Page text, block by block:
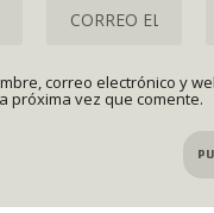
correo electrónico y
próxima vez que comente.